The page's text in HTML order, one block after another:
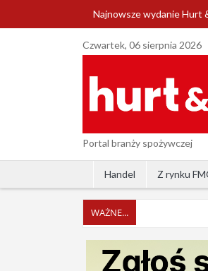
Najnowsze wydanie Hurt
Czwartek, 06 sierpnia 2026
Portal branży spożywczej
Handel Z rynku